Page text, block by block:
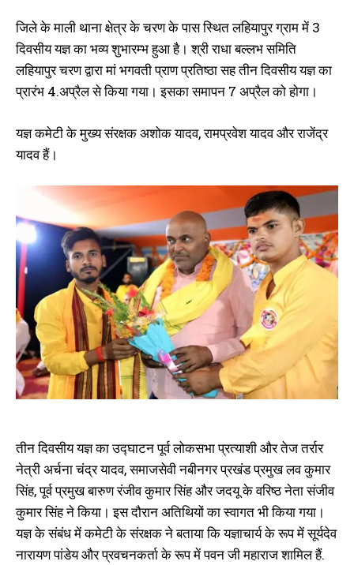
को होगा पूर्णाहुति
April 15, 2026
In "औरंगाबाद"
January 22, 2023
In "औरंगाबाद"
अंकोरहा में तीन दिवसीय नाटक का हुआ
नाटक का हुआ मंचन
November 3, 2022
In "औरंगाबाद"
जिले के माली थाना क्षेत्र के चरण के पास स्थित लहियापुर ग्राम में 3
दिवसीय यज्ञ का भव्य शुभारम्भ हुआ है। श्री राधा बल्लभ समिति
लहियापुर चरण द्वारा मां भगवती प्राण प्रतिष्ठा सह तीन दिवसीय यज्ञ का
प्रारंभ 4.अप्रैल से किया गया। इसका समापन 7 अप्रैल को होगा।
यज्ञ कमेटी के मुख्य संरक्षक अशोक यादव, रामप्रवेश यादव और राजेंद्र
यादव हैं।
तीन दिवसीय यज्ञ का उद्घाटन पूर्व लोकसभा प्रत्याशी और तेज तर्रार
नेत्री अर्चना चंद्र यादव, समाजसेवी नबीनगर प्रखंड प्रमुख लव कुमार
सिंह, पूर्व प्रमुख बारुण रंजीव कुमार सिंह और जदयू के वरिष्ठ नेता संजीव
कुमार सिंह ने किया। इस दौरान अतिथियों का स्वागत भी किया गया।
यज्ञ के संबंध में कमेटी के संरक्षक ने बताया कि यज्ञाचार्य के रूप में सूर्यदेव
नारायण पांडेय और प्रवचनकर्ता के रूप में पवन जी महाराज शामिल हैं.